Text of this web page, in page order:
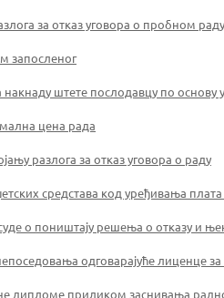
за отказ уговора о пробном раду
запосленог
штете послодавцу по основу
цена рада
разлога за отказ уговора о раду
средстава код уређивања плата
о поништају решења о отказу и
одговарајуће лиценце
приликом заснивања